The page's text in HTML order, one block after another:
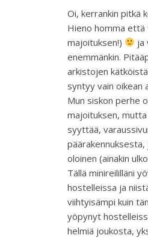
Oi, kerrankin pitkä
Hieno homma
majoituksen!)
ja
enemmänkin.
arkistojen
syntyy vain oikean
Mun siskon perhe
majoituksen,
syyttää,
päärakennuksesta,
oloinen (ainakin
Tällä minireililläni
hostelleissa ja
viihtyisämpi kuin
yöpynyt
helmiä joukosta,